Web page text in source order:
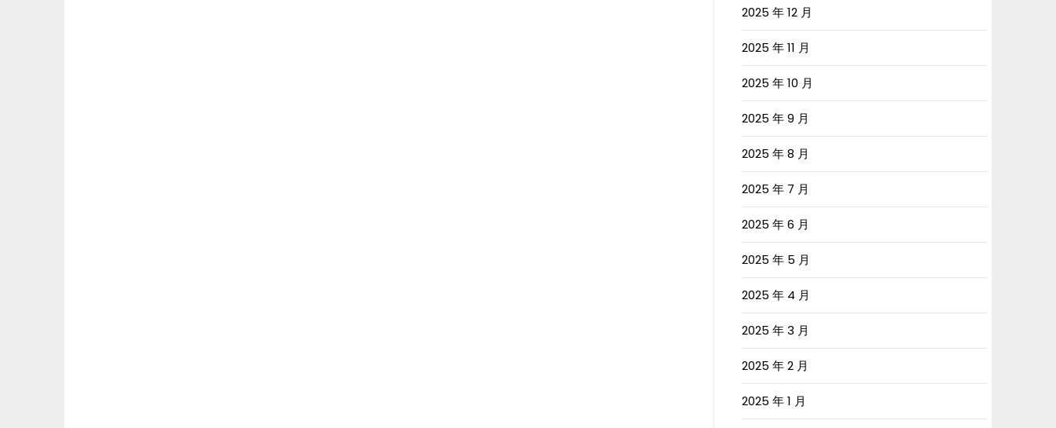
2025 年 12 月
2025 年 11 月
2025 年 10 月
2025 年 9 月
2025 年 8 月
2025 年 7 月
2025 年 6 月
2025 年 5 月
2025 年 4 月
2025 年 3 月
2025 年 2 月
2025 年 1 月